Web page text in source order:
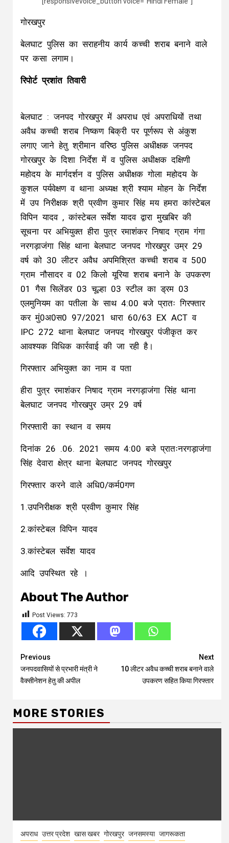
गोरखपुर
बेलघाट पुलिस का सराहनीय कार्य कच्ची शराब बनाने वाले
पर कसा लगाम।
रिपोर्ट प्रशांत तिवारी
बेलघाट : जनपद गोरखपुर में अपराध एवं अपराधियों तथा
अवैध कच्ची शराब निष्कण बिक्री पर पूर्णरूप से अंकुश
लगाए जाने हेतु श्रीमान वरिष्ठ पुलिस अधीक्षक जनपद
गोरखपुर के दिशा निर्देश में व पुलिस अधीक्षक दक्षिणी
महोदय के मार्गदर्शन व पुलिस अधीक्षक गोला महोदय के
कुशल पर्यवेक्षण व थाना अध्यक्ष श्री श्याम मोहन के निर्देश
में उप निरीक्षक श्री प्रवीण कुमार सिंह मय हमरा कांस्टेबल
विपिन यादव , कांस्टेबल सर्वेश यादव द्वारा मुखबिर की
सूचना पर अभियुक्त हीरा पुत्र रमाशंकर निषाद ग्राम गंगा
नरगड़ाजंगा सिंह थाना बेलघाट जनपद गोरखपुर उम्र 29
वर्ष को 30 लीटर अवैध अपमिश्रित कच्ची शराब व 500
ग्राम नौसादर व 02 किलो यूरिया शराब बनाने के उपकरण
01 गैस सिलेंडर 03 चूल्हा 03 स्टील का ड्रम 03
एलमुनियम का पतीला के साथ 4:00 बजे प्रातः गिरफ्तार
कर मुं0अ0स0 97/2021 धारा 60/63 EX ACT व
IPC 272 थाना बेलघाट जनपद गोरखपुर पंजीकृत कर
आवश्यक विधिक कार्रवाई की जा रही है।
गिरफ्तार अभियुक्त का नाम व पता
हीरा पुत्र रमाशंकर निषाद ग्राम नरगड़ाजंगा सिंह थाना
बेलघाट जनपद गोरखपुर उम्र 29 वर्ष
गिरफ्तारी का स्थान व समय
दिनांक 26 .06. 2021 समय 4:00 बजे प्रातःनरगड़ाजंगा
सिंह देवारा क्षेत्र थाना बेलघाट जनपद गोरखपुर
गिरफ्तार करने वाले अधि0/कर्म0गण
1.उपनिरीक्षक श्री प्रवीण कुमार सिंह
2.कांस्टेबल विपिन यादव
3.कांस्टेबल सर्वेश यादव
आदि उपस्थित रहे ।
About The Author
Post Views: 773
Continue
Reading
Previous
जनपदवासियों से प्रभारी मंत्री ने
वैक्सीनेशन हेतु की अपील
Next
10 लीटर अवैध कच्ची शराब बनाने वाले
उपकरण सहित किया गिरफ्तार
MORE STORIES
अपराध उत्तर प्रदेश खास खबर गोरखपुर जनसमस्या जागरूकता